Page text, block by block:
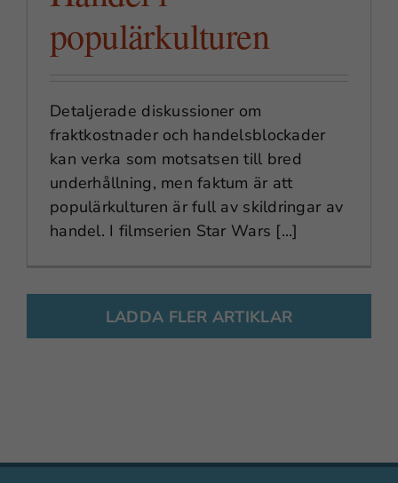
populärkulturen
Detaljerade diskussioner om
fraktkostnader och handelsblockader
kan verka som motsatsen till bred
underhållning, men faktum är att
populärkulturen är full av skildringar av
handel. I filmserien Star Wars [...]
LADDA FLER ARTIKLAR
Om du nekar
kommer viss
funktionalitet
att försvinna
från webben.
Marknadsföring
ditt beteende när